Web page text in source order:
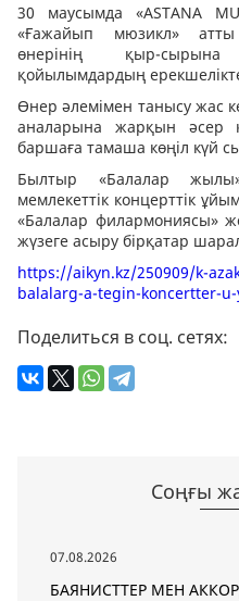
Соңғы
07.08.2026
БАЯНИСТТЕР МЕН
30 маусымда «ASTANA
«Ғажайып мюзикл» атты
өнерінің қыр-
қойылымдардың
Өнер әлемімен танысу жас
аналарына жарқын әсер
баршаға тамаша көңіл күй
Былтыр «Балалар
мемлекеттік концерттік
«Балалар филармониясы»
жүзеге асыру бірқатар
https://aikyn.kz/250909/k-
balalarg-a-tegin-koncertter-
Поделиться в соц. сетях: